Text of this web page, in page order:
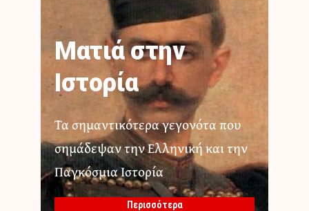
Ματιά στην
Ιστορία
Τα σημαντικότερα γεγονότα που
σημάδεψαν την Ελληνική και την
Παγκόσμια Ιστορία
Περισσότερα